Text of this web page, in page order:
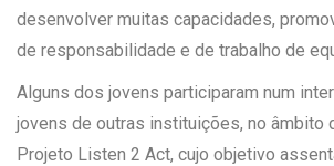
desenvolver muitas capacidades,
de responsabilidade e de trabalho de
Alguns dos jovens participaram num
jovens de outras instituições, no âmbito
Projeto Listen 2 Act, cujo objetivo